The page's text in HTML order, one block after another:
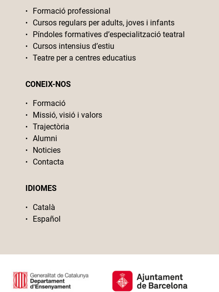
Formació professional
Cursos regulars per adults, joves i infants
Píndoles formatives d’especialització teatral
Cursos intensius d’estiu
Teatre per a centres educatius
CONEIX-NOS
Formació
Missió, visió i valors
Trajectòria
Alumni
Noticies
Contacta
IDIOMES
Català
Español